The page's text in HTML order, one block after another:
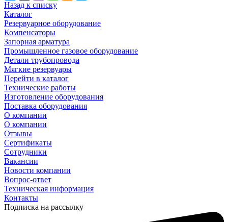
Назад к списку
Каталог
Резервуарное оборудование
Компенсаторы
Запорная арматура
Промышленное газовое оборудование
Детали трубопровода
Мягкие резервуары
Перейти в каталог
Технические работы
Изготовление оборудования
Поставка оборудования
О компании
О компании
Отзывы
Сертификаты
Сотрудники
Вакансии
Новости компании
Вопрос-ответ
Техническая информация
Контакты
Подписка на рассылку